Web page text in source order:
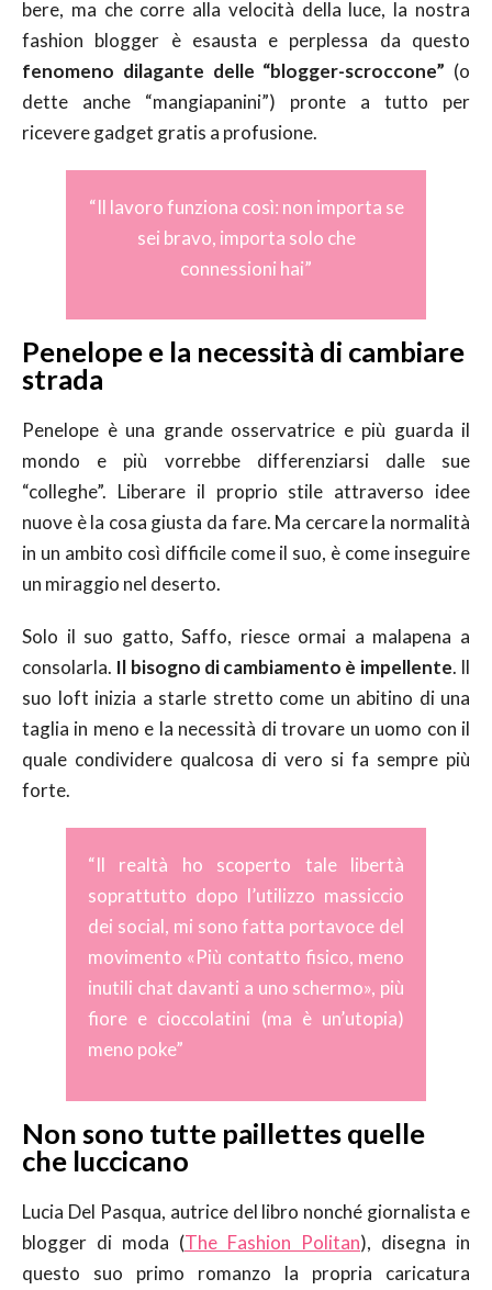
bere, ma che corre alla velocità della luce, la nostra
fashion blogger è esausta e perplessa da questo
fenomeno dilagante delle “blogger-scroccone” (o
dette anche “mangiapanini”) pronte a tutto per
ricevere gadget gratis a profusione.
“Il lavoro funziona così: non importa se
sei bravo, importa solo che
connessioni hai”
Penelope e la necessità di cambiare
strada
Penelope è una grande osservatrice e più guarda il
mondo e più vorrebbe differenziarsi dalle sue
“colleghe”. Liberare il proprio stile attraverso idee
nuove è la cosa giusta da fare. Ma cercare la normalità
in un ambito così difficile come il suo, è come inseguire
un miraggio nel deserto.
Solo il suo gatto, Saffo, riesce ormai a malapena a
consolarla. Il bisogno di cambiamento è impellente. Il
suo loft inizia a starle stretto come un abitino di una
taglia in meno e la necessità di trovare un uomo con il
quale condividere qualcosa di vero si fa sempre più
forte.
“Il realtà ho scoperto tale libertà
soprattutto dopo l’utilizzo massiccio
dei social, mi sono fatta portavoce del
movimento «Più contatto fisico, meno
inutili chat davanti a uno schermo», più
fiore e cioccolatini (ma è un’utopia)
meno poke”
Non sono tutte paillettes quelle
che luccicano
Lucia Del Pasqua, autrice del libro nonché giornalista e
blogger di moda (The Fashion Politan), disegna in
questo suo primo romanzo la propria caricatura